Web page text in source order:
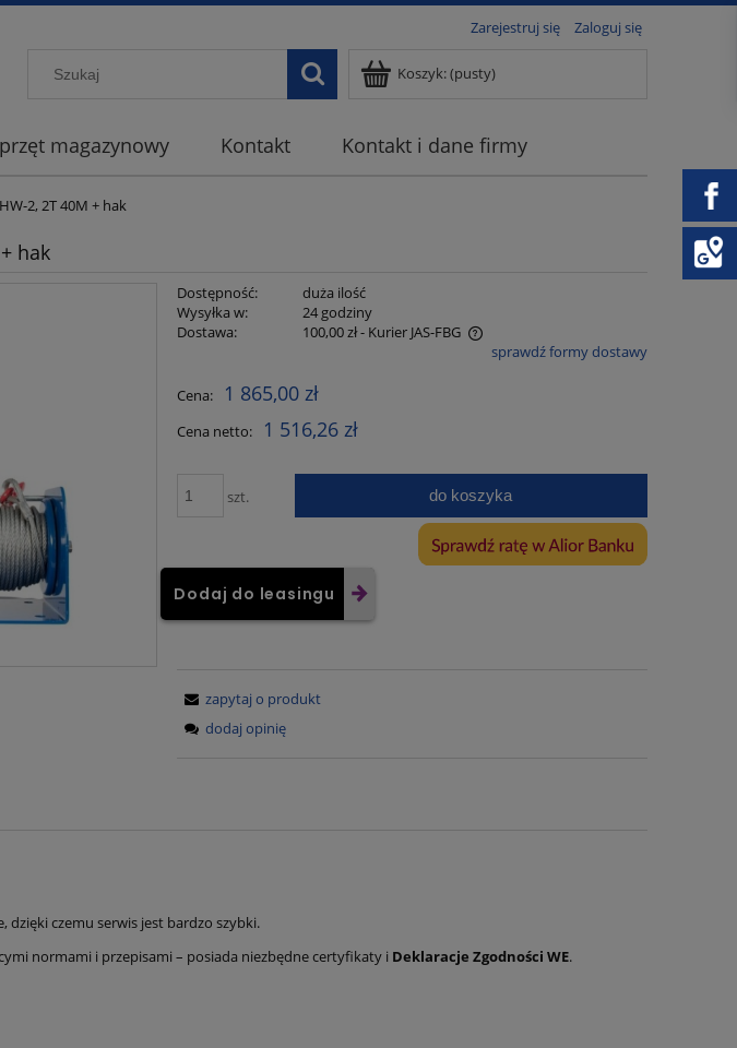
Zarejestruj się Zaloguj się
Koszyk:(pusty)
magazynowy Kontakt Kontakt i dane firmy
2, 2T 40M + hak
hak
Dostępność:
duża ilość
Wysyłka w:
24 godziny
Dostawa:
100,00 zł- Kurier JAS-FBG
płatności
sprawdź formy dostawy
Cena: 1 865,00 zł
Cena netto: 1 516,26 zł
szt. do koszyka
Dodaj do leasingu
zapytaj o produkt
dodaj opinię
dzięki czemu serwis jest bardzo szybki.
normami i przepisami – posiada niezbędne certyfikaty i Deklaracje Zgodności WE.